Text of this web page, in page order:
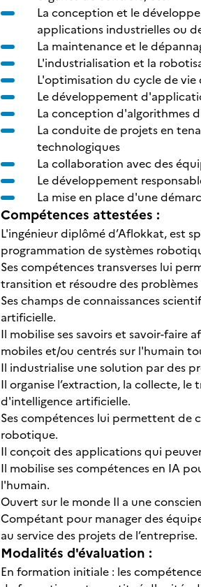
La conception et le
applications industrielles ou
La maintenance et le
L'industrialisation et la
L'optimisation du cycle de
Le développement
La conception d'algorithmes
La conduite de projets en
technologiques
La collaboration avec des
Le développement
La mise en place d'une
Compétences attestées :
L'ingénieur diplômé d’Aflokkat, est
programmation de systèmes
Ses compétences transverses lui
transition et résoudre des
Ses champs de connaissances
artificielle.
Il mobilise ses savoirs et savoir-faire
mobiles et/ou centrés sur l'humain
Il industrialise une solution par des
Il organise l’extraction, la collecte,
d'intelligence artificielle.
Ses compétences lui permettent de
robotique.
Il conçoit des applications qui
Il mobilise ses compétences en IA
l'humain.
Ouvert sur le monde Il a une
Compétant pour manager des
au service des projets de l’entreprise.
Modalités d'évaluation :
En formation initiale : les